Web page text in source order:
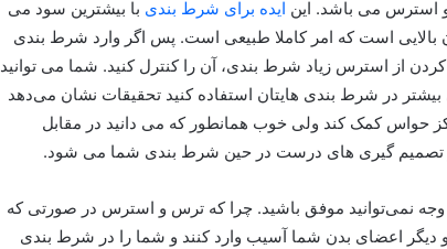
استرس می باشد. این ایده برای شرط بندی با بیشترین سود می
است که امر کاملا طبیعی است. پس اگر وارد شرط بندی
کردن از استرس زیاد شرط بندی، آن را کنترل کنید. شما می توانید
در شرط بندی هایتان استفاده کنید تحقیقات نشان می‌دهد
حواس کمک کند ولی خوب همانطور که می دانید در مقابل
تصمیم گیری های درست در حین شرط بندی شما می شود.
وجه نمی‌توانید موفق باشید. چرا که ترس و استرس در صورتی که
دیگر اعضای بدن شما آسیب وارد کنند و شما را در شرط بندی